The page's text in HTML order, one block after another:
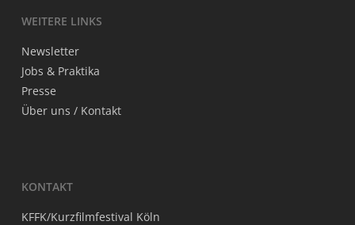
WEI­TE­RE LINKS
News­let­ter
Jobs & Praktika
Pres­se
Über uns / Kontakt
KON­TAKT
KFFK/Kurzfilmfestival Köln